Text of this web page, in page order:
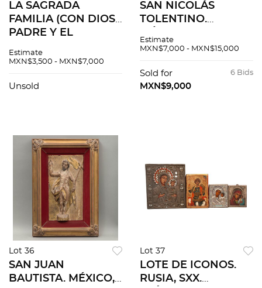
LA SAGRADA
FAMILIA (CON DIOS
PADRE Y EL
MÉXICO, FINALES
coloreado al óleo.
Estimate
MXN$3,500 - MXN$7,000
Unsold
SAN NICOLÁS
TOLENTINO.
DEL SXVIII. Óleo
de conservación.
88.5 x 65 cm.
Estimate
MXN$7,000 - MXN$15,000
6 Bids
Sold for
MXN$9,000
Lot 36
SAN JUAN
BAUTISTA. MÉXICO,
Lot 37
LOTE DE ICONOS.
RUSIA, SXX.